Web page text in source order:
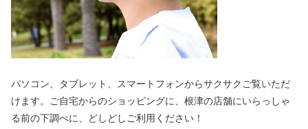
パソコン、タブレット、スマートフォンからサクサクご覧いただ
けます。ご自宅からのショッピングに、根津の店舗にいらっしゃ
る前の下調べに、どしどしご利用ください！